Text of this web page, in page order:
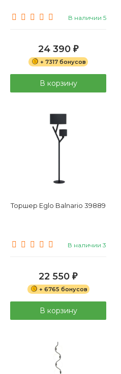
В наличии 5
24 390 ₽
+ 7317 бонусов
В корзину
Торшер Eglo Balnario 39889
В наличии 3
22 550 ₽
+ 6765 бонусов
В корзину